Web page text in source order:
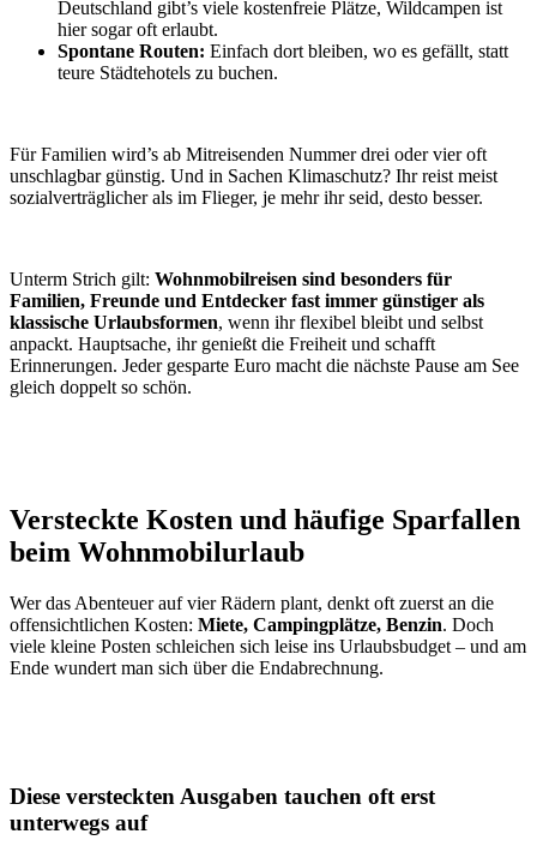
Deutschland gibt’s viele kostenfreie Plätze, Wildcampen ist
hier sogar oft erlaubt.
Spontane Routen: Einfach dort bleiben, wo es gefällt, statt
teure Städtehotels zu buchen.
Für Familien wird’s ab Mitreisenden Nummer drei oder vier oft
unschlagbar günstig. Und in Sachen Klimaschutz? Ihr reist meist
sozialverträglicher als im Flieger, je mehr ihr seid, desto besser.
Unterm Strich gilt: Wohnmobilreisen sind besonders für
Familien, Freunde und Entdecker fast immer günstiger als
klassische Urlaubsformen, wenn ihr flexibel bleibt und selbst
anpackt. Hauptsache, ihr genießt die Freiheit und schafft
Erinnerungen. Jeder gesparte Euro macht die nächste Pause am See
gleich doppelt so schön.
Versteckte Kosten und häufige Sparfallen
beim Wohnmobilurlaub
Wer das Abenteuer auf vier Rädern plant, denkt oft zuerst an die
offensichtlichen Kosten: Miete, Campingplätze, Benzin. Doch
viele kleine Posten schleichen sich leise ins Urlaubsbudget – und am
Ende wundert man sich über die Endabrechnung.
Diese versteckten Ausgaben tauchen oft erst
unterwegs auf